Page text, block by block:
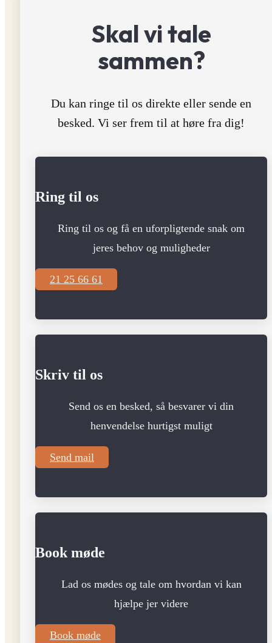
Skal vi tale
sammen?
Du kan ringe til os direkte eller sende en
besked. Vi ser frem til at høre fra dig!
Ring til os
Ring til os og få en uforpligtende snak om
jeres behov og muligheder
21 25 66 61
Skriv til os
Send os en besked, så besvarer vi din
henvendelse hurtigst muligt
Send mail
Book møde
Lad os mødes og tale om hvordan vi kan
hjælpe jer videre
Book møde